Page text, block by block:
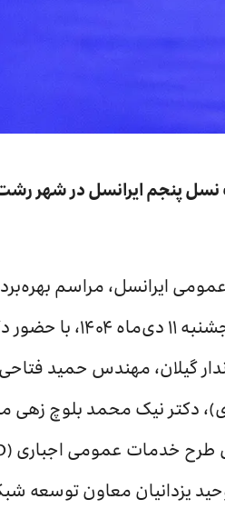
ایرانسل، مراسم
استان گیلان،
گیلان، مهندس حمید
دکتر نیک محمد بلوچ زهی
وحید یزدانیان معاون